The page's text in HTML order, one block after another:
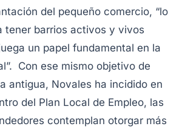
del pequeño comercio, “lo
tener barrios activos y vivos
un papel fundamental en la
Con ese mismo objetivo de
antigua, Novales ha incidido en
del Plan Local de Empleo, las
contemplan otorgar más